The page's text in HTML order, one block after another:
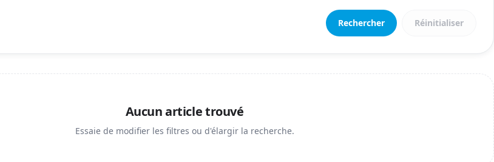
Rechercher Réinitialiser
Aucun article trouvé
Essaie de modifier les filtres ou d'élargir la recherche.